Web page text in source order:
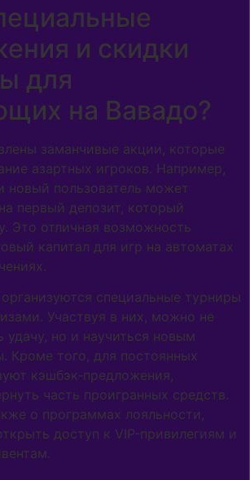
и скидки
для
на Вавадо?
заманчивые акции, которые
азартных игроков. Например,
новый пользователь может
первый депозит, который
Это отличная возможность
капитал для игр на автоматах
специальные турниры
Участвуя в них, можно не
удачу, но и научиться новым
Кроме того, для постоянных
кэшбэк-предложения,
часть проигранных средств.
о программах лояльности,
доступ к VIP-привилегиям и